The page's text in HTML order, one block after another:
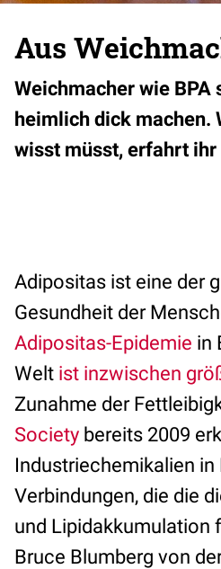
Aus
Weichmacher wie
heimlich dick machen.
wisst müsst, erfahrt ihr
Adipositas ist eine der
Gesundheit der
Adipositas-Epidemie in
Welt ist inzwischen
Zunahme der
Society bereits 2009
Industriechemikalien
Verbindungen, die die
und Lipidakkumulation
Bruce Blumberg von